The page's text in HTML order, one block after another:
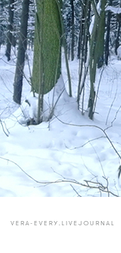
VERA-EVERY.LIVEJOURNAL